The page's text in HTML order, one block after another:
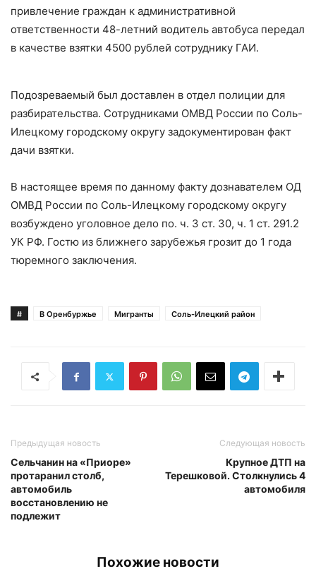
привлечение граждан к административной
ответственности 48-летний водитель автобуса передал
в качестве взятки 4500 рублей сотруднику ГАИ.
Подозреваемый был доставлен в отдел полиции для
разбирательства. Сотрудниками ОМВД России по Соль-
Илецкому городскому округу задокументирован факт
дачи взятки.
В настоящее время по данному факту дознавателем ОД
ОМВД России по Соль-Илецкому городскому округу
возбуждено уголовное дело по. ч. 3 ст. 30, ч. 1 ст. 291.2
УК РФ. Гостю из ближнего зарубежья грозит до 1 года
тюремного заключения.
# В Оренбуржье Мигранты Соль-Илецкий район
Предыдущая новость
Сельчанин на «Приоре»
протаранил столб,
автомобиль
восстановлению не
подлежит
Следующая новость
Крупное ДТП на
Терешковой. Столкнулись 4
автомобиля
Похожие новости